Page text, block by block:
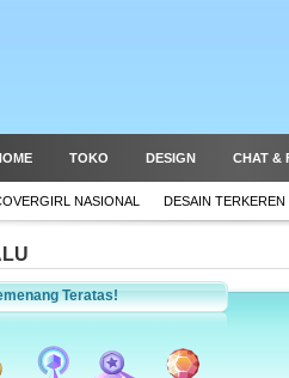
TOKO DESIGN CHAT &
NASIONAL DESAIN TERKEREN
Teratas!